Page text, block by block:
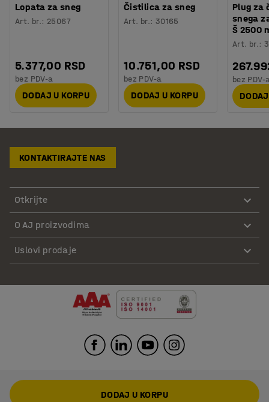
Lopata za sneg
Art. br.: 25067
5.377,00 RSD
bez PDV-a
DODAJ U KORPU
Čistilica za sneg
Art. br.: 30165
10.751,00 RSD
bez PDV-a
DODAJ U KORPU
Plug za
snega
Š 2500
Art. br.:
bez PDV-
KONTAKTIRAJTE NAS
Otkrijte
O AJ proizvodima
Uslovi prodaje
DODAJ U KORPU